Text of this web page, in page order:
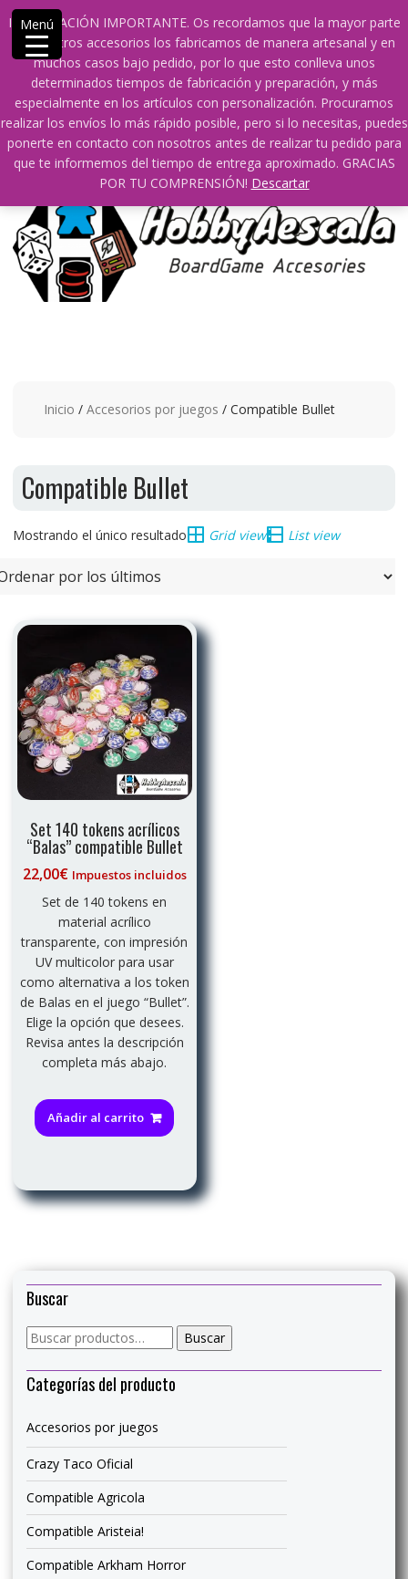
INFORMACIÓN IMPORTANTE. Os recordamos que la mayor parte
de nuestros accesorios los fabricamos de manera artesanal y en
muchos casos bajo pedido, por lo que esto conlleva unos
determinados tiempos de fabricación y preparación, y más
especialmente en los artículos con personalización. Procuramos
realizar los envíos lo más rápido posible, pero si lo necesitas, puedes
ponerte en contacto con nosotros antes de realizar tu pedido para
que te informemos del tiempo de entrega aproximado. GRACIAS
POR TU COMPRENSIÓN! Descartar
Saltar
contenido
609241475 SOLO DE 10:00 a 14:00
info@hobbyaescala.com
San Fernando de Henares
10:00 - 14:00
Mi cuenta
0 0
Inicio / Accesorios por juegos / Compatible Bullet
Compatible Bullet
Mostrando el único resultado Grid view List view
Set 140 tokens acrílicos
“Balas” compatible Bullet
22,00€ Impuestos incluidos
Set de 140 tokens en
material acrílico
transparente, con impresión
UV multicolor para usar
como alternativa a los token
de Balas en el juego “Bullet”.
Elige la opción que desees.
Revisa antes la descripción
completa más abajo.
Añadir al carrito
Buscar
Buscar
por:
Buscar
Categorías del producto
Accesorios por juegos
Crazy Taco Oficial
Compatible Agricola
Compatible Aristeia!
Compatible Arkham Horror
Menú